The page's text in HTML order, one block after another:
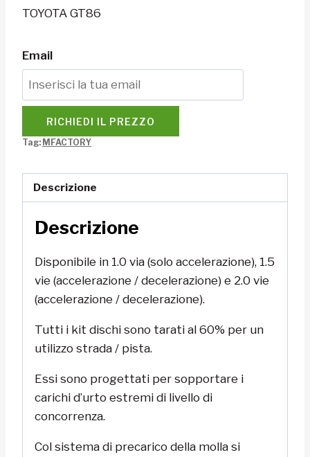
TOYOTA GT86
Email
RICHIEDI IL PREZZO
Tag: MFACTORY
Descrizione
Descrizione
Disponibile in 1.0 via (solo accelerazione), 1.5
vie (accelerazione / decelerazione) e 2.0 vie
(accelerazione / decelerazione).
Tutti i kit dischi sono tarati al 60% per un
utilizzo strada / pista.
Essi sono progettati per sopportare i
carichi d’urto estremi di livello di
concorrenza.
Col sistema di precarico della molla si